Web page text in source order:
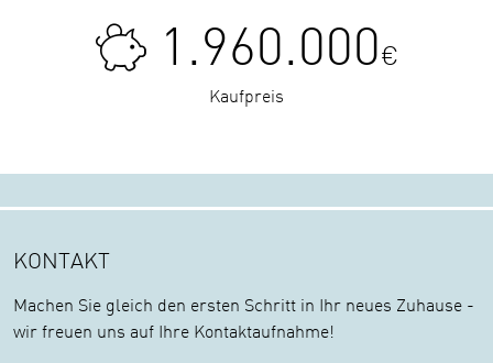
1.960.000€
Kaufpreis
KONTAKT
Machen Sie gleich den ersten Schritt in Ihr neues Zuhause -
wir freuen uns auf Ihre Kontaktaufnahme!